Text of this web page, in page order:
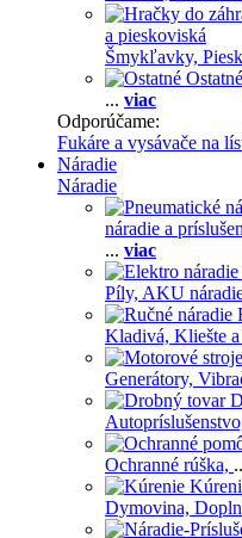
a pieskoviská
Šmykľavky,
Ostatné
... viac
Odporúčame:
Fukáre a vysávače na
Náradie
Náradie
náradie a
... viac
Píly, AKU
Kladivá, Kliešte a
Generátory,
Ochranné rúška,
Dymovina,